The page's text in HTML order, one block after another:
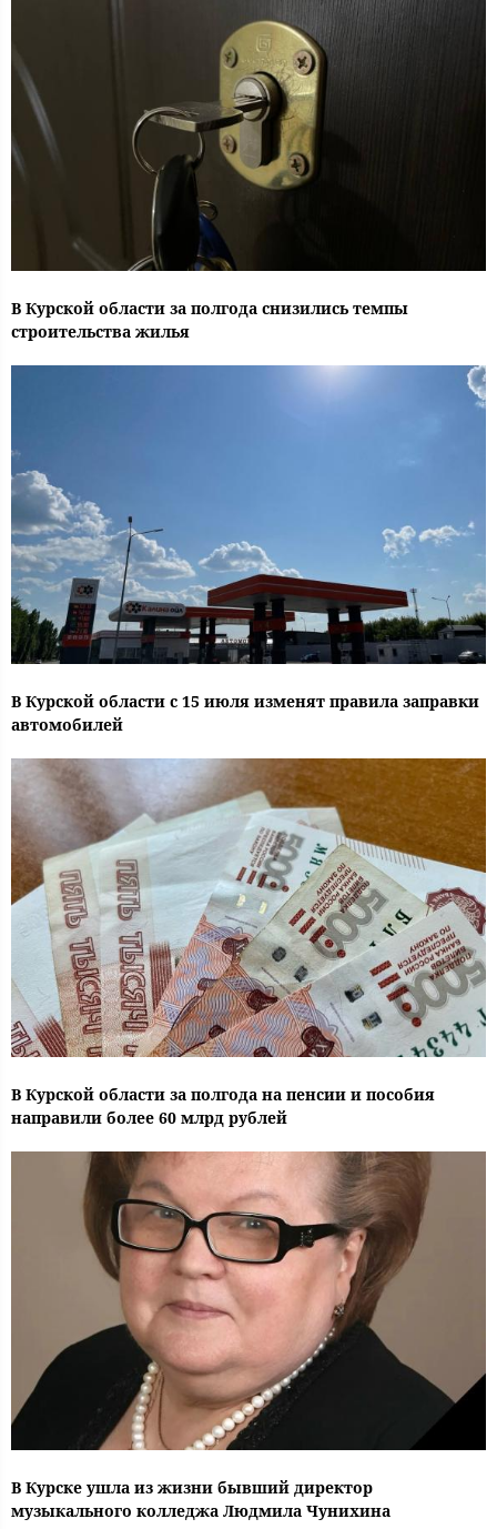
В Курской области за полгода снизились темпы
строительства жилья
В Курской области с 15 июля изменят правила заправки
автомобилей
В Курской области за полгода на пенсии и пособия
направили более 60 млрд рублей
В Курске ушла из жизни бывший директор
музыкального колледжа Людмила Чунихина